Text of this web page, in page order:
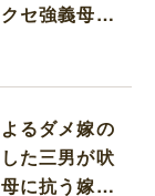
セ強義母に
もえと申し
るダメ嫁の
た三男が吠
に抗う嫁達